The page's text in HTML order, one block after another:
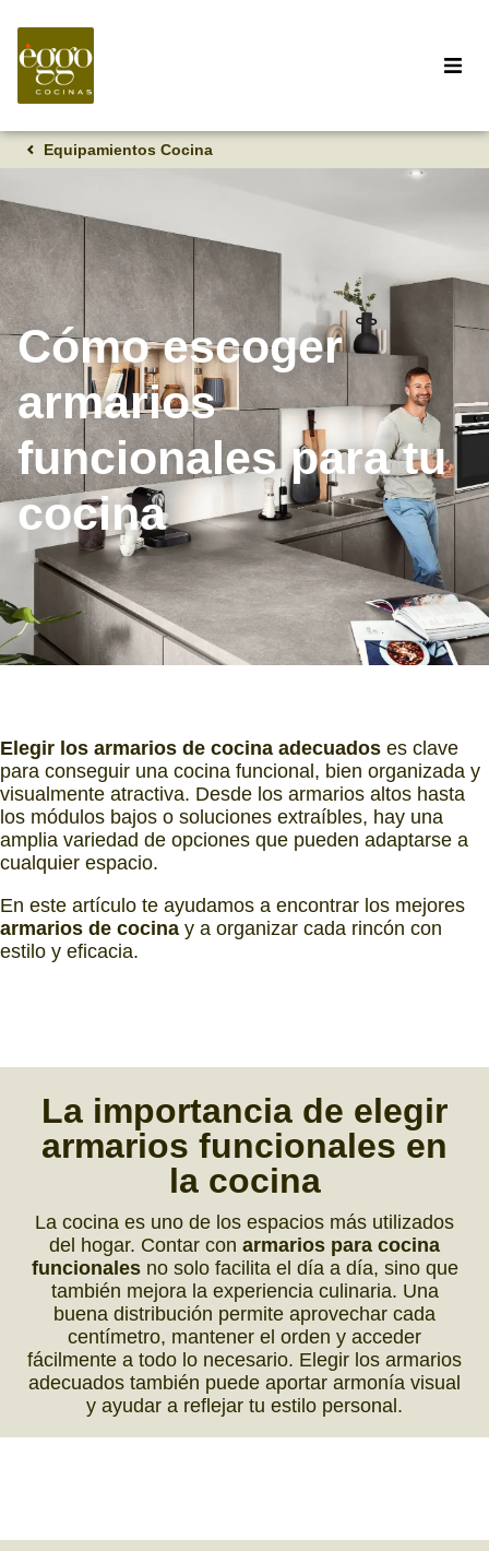
Equipamientos Cocina
Cómo escoger
armarios
funcionales para tu
cocina
Elegir los armarios de cocina adecuados es clave
para conseguir una cocina funcional, bien organizada y
visualmente atractiva. Desde los armarios altos hasta
los módulos bajos o soluciones extraíbles, hay una
amplia variedad de opciones que pueden adaptarse a
cualquier espacio.
En este artículo te ayudamos a encontrar los mejores
armarios de cocina y a organizar cada rincón con
estilo y eficacia.
La importancia de elegir
armarios funcionales en
la cocina
La cocina es uno de los espacios más utilizados
del hogar. Contar con armarios para cocina
funcionalesno solo facilita el día a día, sino que
también mejora la experiencia culinaria. Una
buena distribución permite aprovechar cada
centímetro, mantener el orden y acceder
fácilmente a todo lo necesario. Elegir los armarios
adecuados también puede aportar armonía visual
y ayudar a reflejar tu estilo personal.